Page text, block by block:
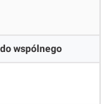
wspólnego